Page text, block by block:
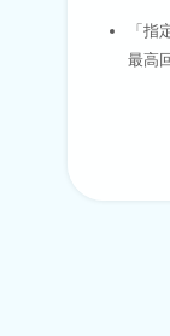
「指
最高